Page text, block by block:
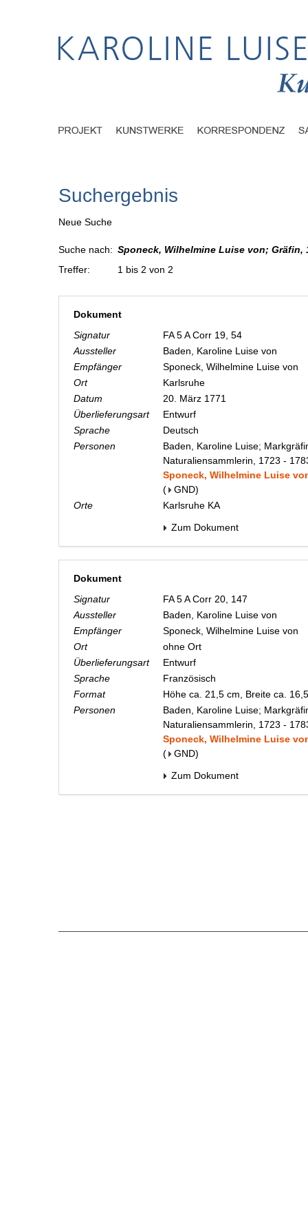
Suchergebnis
Neue Suche
Suche nach: Sponeck, Wilhelmine Luise von; Gräfin,
Treffer:
1 bis 2 von 2
Dokument
Signatur
FA 5 A Corr 19, 54
Aussteller
Baden, Karoline Luise von
Empfänger
Sponeck, Wilhelmine Luise von
Ort
Karlsruhe
Datum
20. März 1771
Überlieferungsart
Entwurf
Sprache
Deutsch
Personen
Baden, Karoline Luise;
Naturaliensammlerin, 1723 -
Sponeck, Wilhelmine Luise
(
GND)
Orte
Karlsruhe KA
Zum Dokument
Dokument
Signatur
FA 5 A Corr 20, 147
Aussteller
Baden, Karoline Luise von
Empfänger
Sponeck, Wilhelmine Luise von
Ort
ohne Ort
Überlieferungsart
Entwurf
Sprache
Französisch
Format
Höhe ca. 21,5 cm, Breite ca.
Personen
Baden, Karoline Luise;
Naturaliensammlerin, 1723 -
Sponeck, Wilhelmine Luise
(
GND)
Zum Dokument